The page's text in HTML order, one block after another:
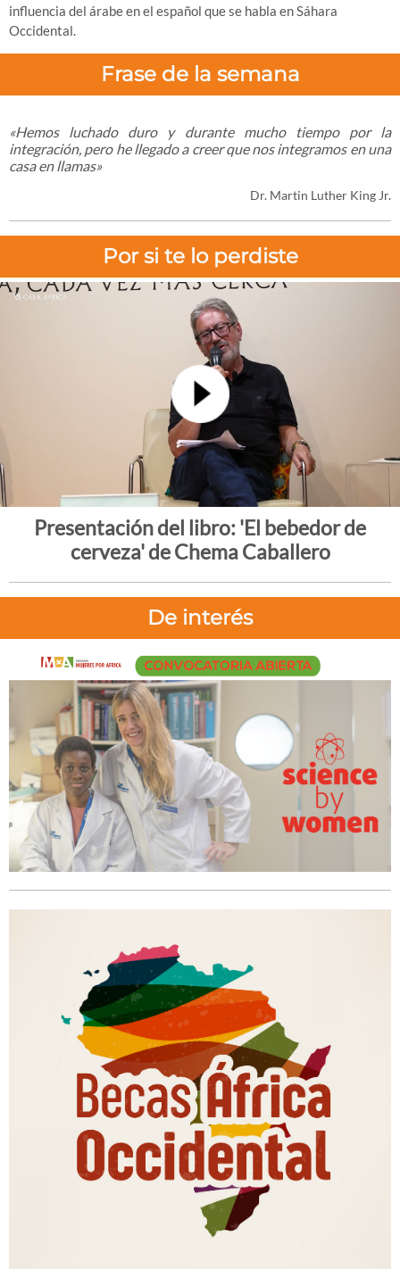
influencia del árabe en el español que se habla en Sáhara
Occidental.
Frase de la semana
«Hemos luchado duro y durante mucho tiempo por la
integración, pero he llegado a creer que nos integramos en una
casa en llamas»
Dr. Martin Luther King Jr.
Por si te lo perdiste
Presentación del libro: 'El bebedor de
cerveza' de Chema Caballero
De interés